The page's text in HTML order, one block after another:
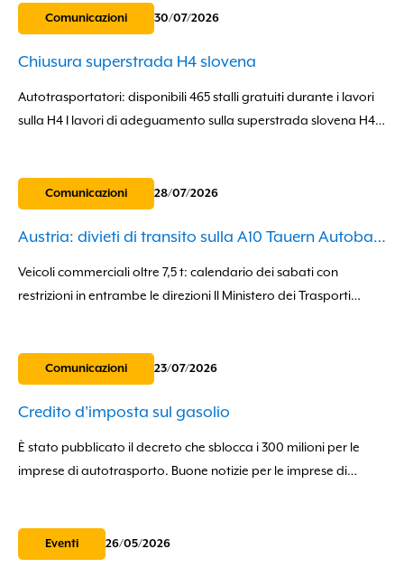
Comunicazioni 30/07/2026
Chiusura superstrada H4 slovena
Autotrasportatori: disponibili 465 stalli gratuiti durante i lavori
sulla H4 I lavori di adeguamento sulla superstrada slovena H4
Comunicazioni 28/07/2026
Austria: divieti di transito sulla A10 Tauern Autobahn
Veicoli commerciali oltre 7,5 t: calendario dei sabati con
restrizioni in entrambe le direzioni Il Ministero dei Trasporti
Comunicazioni 23/07/2026
Credito d'imposta sul gasolio
È stato pubblicato il decreto che sblocca i 300 milioni per le
imprese di autotrasporto. Buone notizie per le imprese di
Eventi 26/05/2026